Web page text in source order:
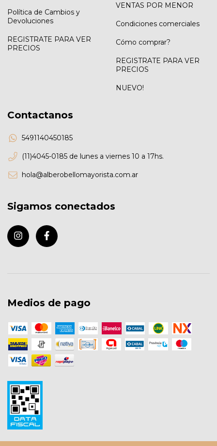
Política de Cambios y
Devoluciones
REGISTRATE PARA VER
PRECIOS
VENTAS POR MENOR
Condiciones comerciales
Cómo comprar?
REGISTRATE PARA VER
PRECIOS
NUEVO!
Contactanos
5491140450185
(11)4045-0185 de lunes a viernes 10 a 17hs.
hola@alberobellomayorista.com.ar
Sigamos conectados
Medios de pago